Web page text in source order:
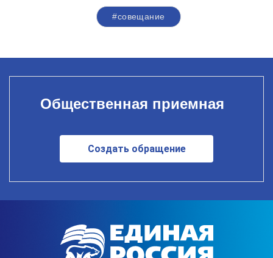
#совещание
Общественная приемная
Создать обращение